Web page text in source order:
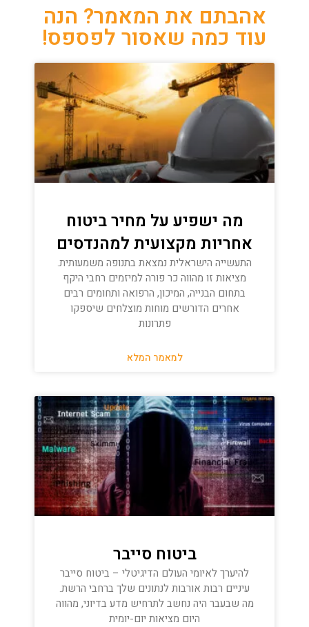
אהבתם את המאמר? הנה
עוד כמה שאסור לפספס!
מה ישפיע על מחיר ביטוח
אחריות מקצועית למהנדסים
התעשייה הישראלית נמצאת בתנופה משמעותית.
מציאות זו מהווה כר פורה למיזמים רחבי היקף
בתחום הבנייה, המיכון, הרפואה ותחומים רבים
אחרים הדורשים מוחות מוצלחים שיספקו
פתרונות
למאמר המלא
ביטוח סייבר
להיערך לאיומי העולם הדיגיטלי – ביטוח סייבר
עיניים רבות אורבות לנתונים שלך ברחבי הרשת.
מה שבעבר היה נחשב לתרחיש מדע בדיוני, מהווה
היום מציאות יום-יומית